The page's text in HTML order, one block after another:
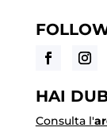
HAI
Consulta l'